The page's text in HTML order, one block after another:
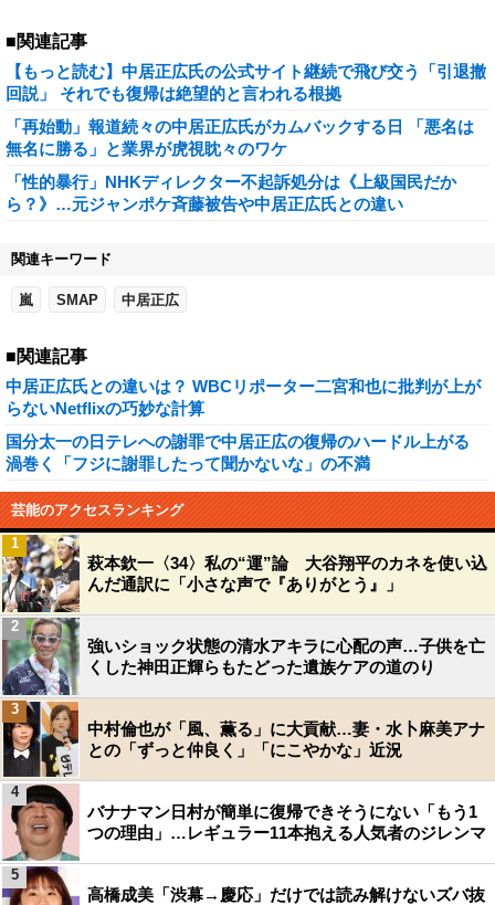
■関連記事
【もっと読む】中居正広氏の公式サイト継続で飛び交う「引退撤
回説」 それでも復帰は絶望的と言われる根拠
「再始動」報道続々の中居正広氏がカムバックする日 「悪名は
無名に勝る」と業界が虎視眈々のワケ
「性的暴行」NHKディレクター不起訴処分は《上級国民だか
ら？》…元ジャンポケ斉藤被告や中居正広氏との違い
関連キーワード
嵐 SMAP 中居正広
■関連記事
中居正広氏との違いは？ WBCリポーター二宮和也に批判が上が
らないNetflixの巧妙な計算
国分太一の日テレへの謝罪で中居正広の復帰のハードル上がる
渦巻く「フジに謝罪したって聞かないな」の不満
芸能のアクセスランキング
萩本欽一〈34〉私の“運”論 大谷翔平のカネを使い込
んだ通訳に「小さな声で『ありがとう』」
1
強いショック状態の清水アキラに心配の声…子供を亡
くした神田正輝らもたどった遺族ケアの道のり
2
中村倫也が「風、薫る」に大貢献…妻・水卜麻美アナ
との「ずっと仲良く」「にこやかな」近況
3
バナナマン日村が簡単に復帰できそうにない「もう1
つの理由」…レギュラー11本抱える人気者のジレンマ
4
高橋成美「渋幕→慶応」だけでは読み解けないズバ抜
5